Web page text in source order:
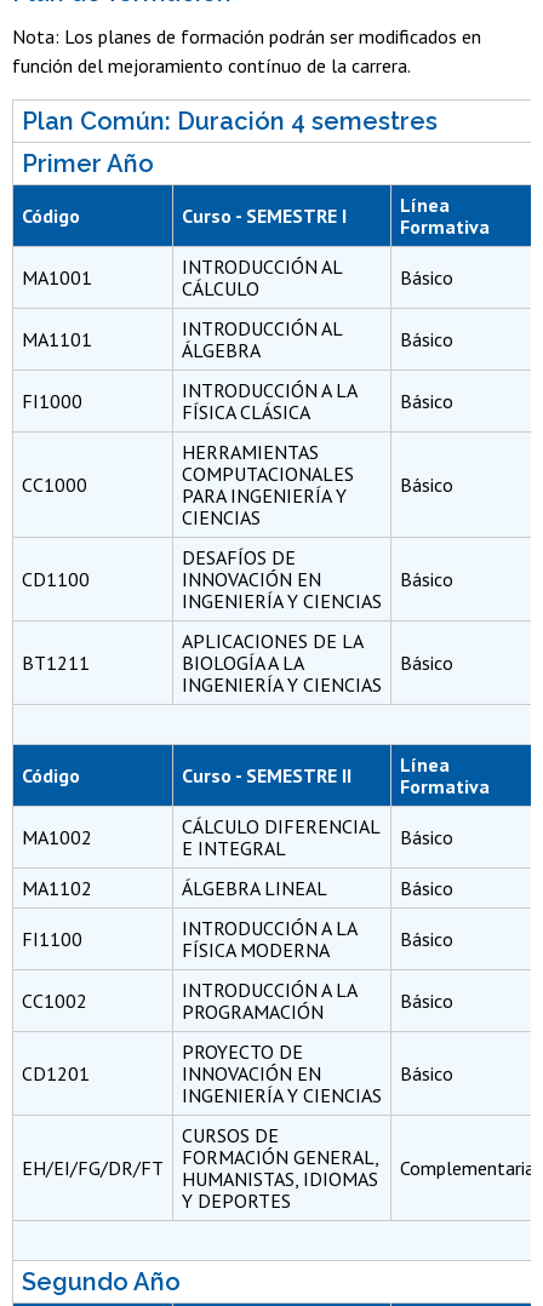
Nota: Los planes de formación podrán ser modificados en
función del mejoramiento contínuo de la carrera.
Plan Común: Duración 4 semestres
Primer Año
Código Curso - SEMESTRE I
Línea
Formativa
MA1001
INTRODUCCIÓN AL
CÁLCULO
Básico
MA1101
INTRODUCCIÓN AL
ÁLGEBRA
Básico
FI1000
INTRODUCCIÓN A LA
FÍSICA CLÁSICA
Básico
CC1000
HERRAMIENTAS
COMPUTACIONALES
PARA INGENIERÍA Y
CIENCIAS
Básico
CD1100
DESAFÍOS DE
INNOVACIÓN EN
INGENIERÍA Y CIENCIAS
Básico
BT1211
APLICACIONES DE LA
BIOLOGÍA A LA
INGENIERÍA Y CIENCIAS
Básico
Código Curso - SEMESTRE II
Línea
Formativa
MA1002
CÁLCULO DIFERENCIAL
E INTEGRAL
Básico
MA1102 ÁLGEBRA LINEAL Básico
FI1100
INTRODUCCIÓN A LA
FÍSICA MODERNA
Básico
CC1002
INTRODUCCIÓN A LA
PROGRAMACIÓN
Básico
CD1201
PROYECTO DE
INNOVACIÓN EN
INGENIERÍA Y CIENCIAS
Básico
EH/EI/FG/DR/FT
CURSOS DE
FORMACIÓN GENERAL,
HUMANISTAS, IDIOMAS
Y DEPORTES
Complementaria
Segundo Año